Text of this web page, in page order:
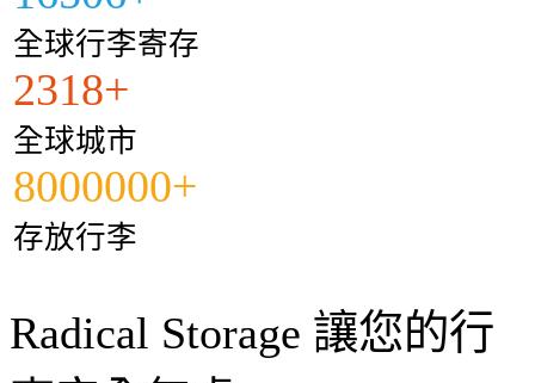
全球行李寄存
2318+
全球城市
8000000+
存放行李
Radical Storage 讓您的行